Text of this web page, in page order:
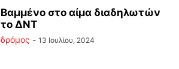
Βαμμένο στο αίμα διαδηλωτών
το ΔΝΤ
δρόμος - 13 Ιουλίου, 2024